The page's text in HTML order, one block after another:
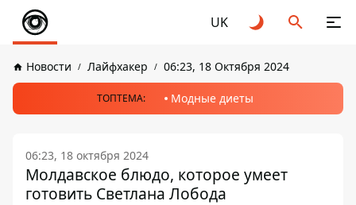
UK
Новости Лайфхакер 06:23, 18 Октября 2024
ТОПТЕМА: Модные диеты
06:23, 18 октября 2024
Молдавское блюдо, которое умеет
готовить Светлана Лобода